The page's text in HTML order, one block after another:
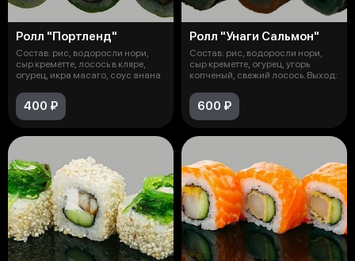
Ролл "Портленд"
Состав: рис, водоросли нори,
сыр креметте, лосось в кляре,
огурец, икра масаго, соус анана
400 ₽
Ролл "Унаги Сальмон"
Состав: рис, водоросли нори,
сыр креметте, огурец, угорь
копченый, свежий лосось. Выход:
600 ₽